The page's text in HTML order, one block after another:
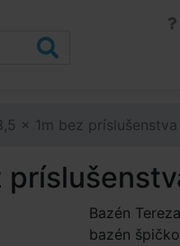
x 1m bez príslušenstva
Bazén
bazén